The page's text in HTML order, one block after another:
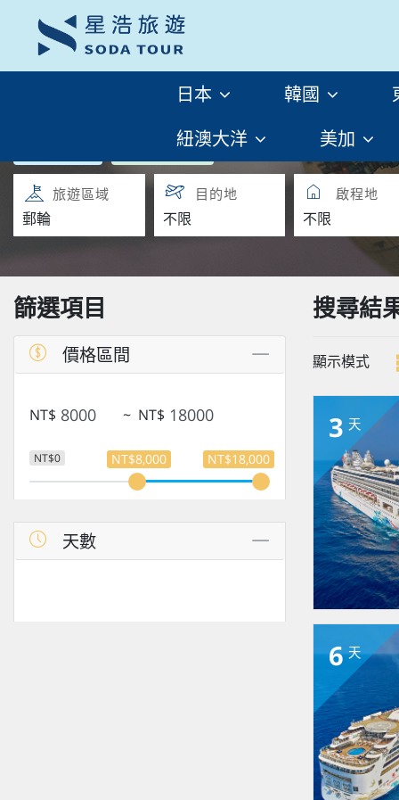
日本 韓國
紐澳大洋
美加
團體自由行
旅遊區域 目的地 啟程地
篩選項目
價格區間
NT$ ~ NT$
NT$0 NT$8,000 NT$18,000
天數
搜尋結
顯示模式
3 天
6 天